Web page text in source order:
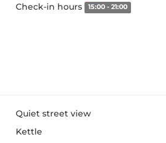
Check-in hours 15:00 - 21:00
Quiet street view
Kettle